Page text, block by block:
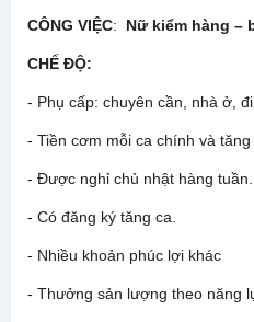
CÔNG VIỆC: Nữ kiểm hàng –
CHẾ ĐỘ:
- Phụ cấp: chuyên cần, nhà ở,
- Tiền cơm mỗi ca chính và tăng
- Được nghỉ chủ nhật hàng tuần.
- Có đăng ký tăng ca.
- Nhiều khoản phúc lợi khác
- Thưởng sản lượng theo năng